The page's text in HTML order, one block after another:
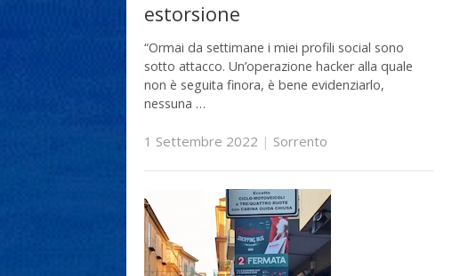
estorsione
“Ormai da settimane i miei profili social sono
sotto attacco. Un’operazione hacker alla quale
non è seguita finora, è bene evidenziarlo,
nessuna …
1 Settembre 2022 | Sorrento